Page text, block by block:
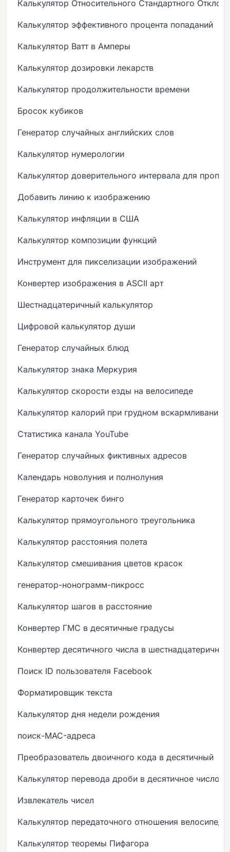
Калькулятор Относительного Стандартного
Калькулятор эффективного процента попаданий
Калькулятор Ватт в Амперы
Калькулятор дозировки лекарств
Калькулятор продолжительности времени
Бросок кубиков
Генератор случайных английских слов
Калькулятор нумерологии
Калькулятор доверительного интервала для
Добавить линию к изображению
Калькулятор инфляции в США
Калькулятор композиции функций
Инструмент для пикселизации изображений
Конвертер изображения в ASCII арт
Шестнадцатеричный калькулятор
Цифровой калькулятор души
Генератор случайных блюд
Калькулятор знака Меркурия
Калькулятор скорости езды на велосипеде
Калькулятор калорий при грудном вскармливании
Статистика канала YouTube
Генератор случайных фиктивных адресов
Календарь новолуния и полнолуния
Генератор карточек бинго
Калькулятор прямоугольного треугольника
Калькулятор расстояния полета
Калькулятор смешивания цветов красок
генератор-нонограмм-пикросс
Калькулятор шагов в расстояние
Конвертер ГМС в десятичные градусы
Конвертер десятичного числа в шестнадцатеричный
Поиск ID пользователя Facebook
Форматировщик текста
Калькулятор дня недели рождения
поиск-MAC-адреса
Преобразователь двоичного кода в десятичный
Калькулятор перевода дроби в десятичное число
Извлекатель чисел
Калькулятор передаточного отношения велосипеда
Калькулятор теоремы Пифагора